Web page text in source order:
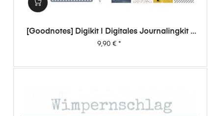
[Goodnotes] Digikit | Digitales Journalingkit -
Wimpernschlag
Preis
9,90 €*